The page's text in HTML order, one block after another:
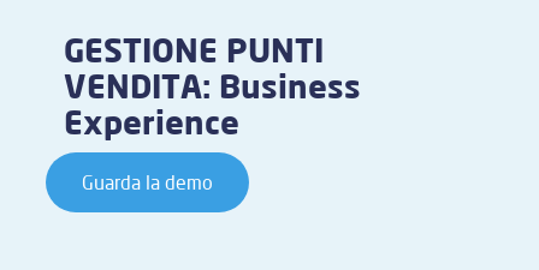
GESTIONE PUNTI
VENDITA: Business
Experience
Guarda la demo